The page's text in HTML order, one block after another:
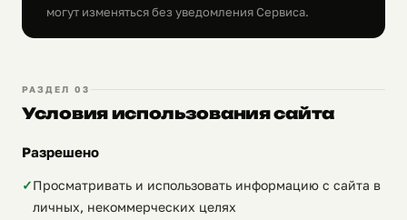
могут изменяться без уведомления Сервиса.
РАЗДЕЛ 03
Условия использования сайта
Разрешено
Просматривать и использовать информацию с сайта в
личных, некоммерческих целях